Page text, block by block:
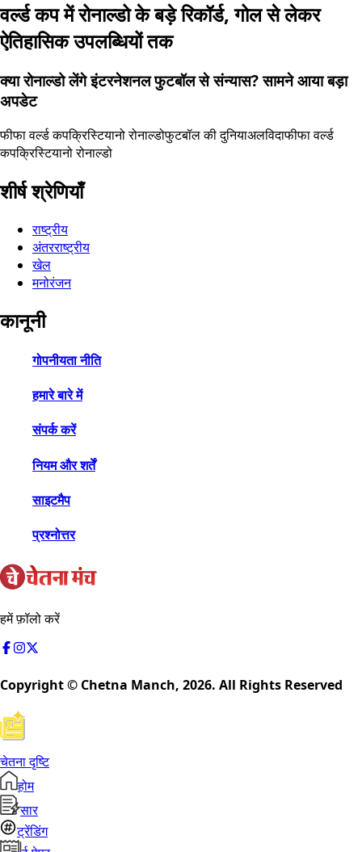
वर्ल्ड कप में रोनाल्डो के बड़े रिकॉर्ड, गोल से लेकर
ऐतिहासिक उपलब्धियों तक
क्या रोनाल्डो लेंगे इंटरनेशनल फुटबॉल से संन्यास? सामने आया बड़ा
अपडेट
फीफा वर्ल्ड कपक्रिस्टियानो रोनाल्डोफुटबॉल की दुनियाअलविदाफीफा वर्ल्ड
कपक्रिस्टियानो रोनाल्डो
शीर्ष श्रेणियाँ
राष्ट्रीय
अंतरराष्ट्रीय
खेल
मनोरंजन
कानूनी
गोपनीयता नीति
हमारे बारे में
संपर्क करें
नियम और शर्तें
साइटमैप
प्रश्नोत्तर
हमें फ़ॉलो करें
Copyright © Chetna Manch, 2026. All Rights Reserved
चेतना दृष्टि
होम
सार
ट्रेंडिंग